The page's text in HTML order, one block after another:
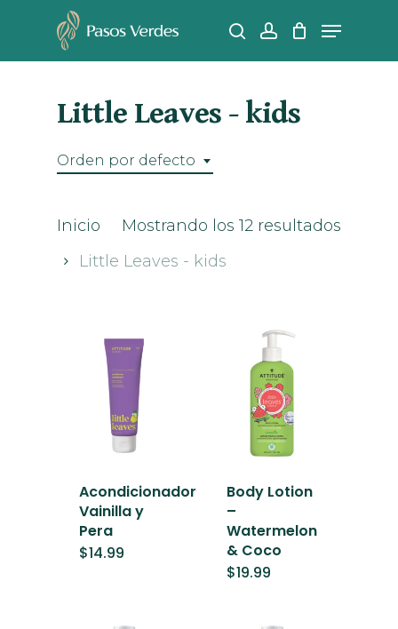
searchaccount
Menu
Little Leaves - kids
Orden por defecto
Mostrando los 12 resultados
Inicio
Little Leaves - kids
Acondicionador
Vainilla y
Pera
$14.99
Body Lotion
–
Watermelon
& Coco
$19.99
Close